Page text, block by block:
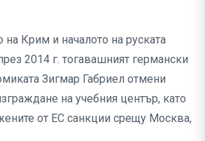
на Крим и началото на руската
2014 г. тогавашният германски
Зигмар Габриел отмени
на учебния център, като
от ЕС санкции срещу Москва,